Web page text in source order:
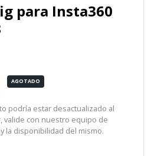
para Insta360
AGOTADO
podría estar desactualizado al
valide con nuestro equipo de
la disponibilidad del mismo.